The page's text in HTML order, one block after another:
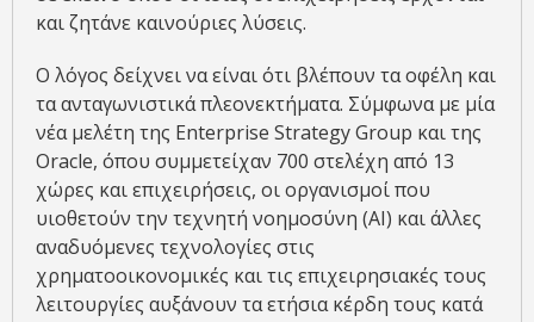
και ζητάνε καινούριες λύσεις.
Ο λόγος δείχνει να είναι ότι βλέπουν τα οφέλη και
τα ανταγωνιστικά πλεονεκτήματα. Σύμφωνα με μία
νέα μελέτη της Enterprise Strategy Group και της
Oracle, όπου συμμετείχαν 700 στελέχη από 13
χώρες και επιχειρήσεις, οι οργανισμοί που
υιοθετούν την τεχνητή νοημοσύνη (AI) και άλλες
αναδυόμενες τεχνολογίες στις
χρηματοοικονομικές και τις επιχειρησιακές τους
λειτουργίες αυξάνουν τα ετήσια κέρδη τους κατά